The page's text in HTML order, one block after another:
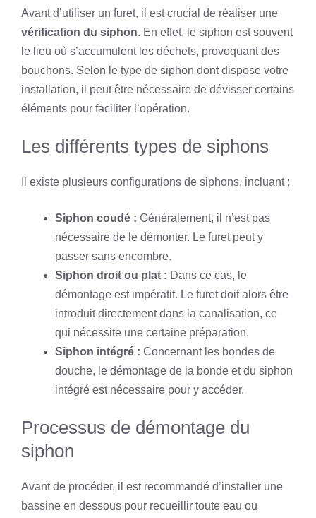
Avant d’utiliser un furet, il est crucial de réaliser une
vérification du siphon. En effet, le siphon est souvent
le lieu où s’accumulent les déchets, provoquant des
bouchons. Selon le type de siphon dont dispose votre
installation, il peut être nécessaire de dévisser certains
éléments pour faciliter l’opération.
Les différents types de siphons
Il existe plusieurs configurations de siphons, incluant :
Siphon coudé : Généralement, il n’est pas
nécessaire de le démonter. Le furet peut y
passer sans encombre.
Siphon droit ou plat : Dans ce cas, le
démontage est impératif. Le furet doit alors être
introduit directement dans la canalisation, ce
qui nécessite une certaine préparation.
Siphon intégré : Concernant les bondes de
douche, le démontage de la bonde et du siphon
intégré est nécessaire pour y accéder.
Processus de démontage du
siphon
Avant de procéder, il est recommandé d’installer une
bassine en dessous pour recueillir toute eau ou